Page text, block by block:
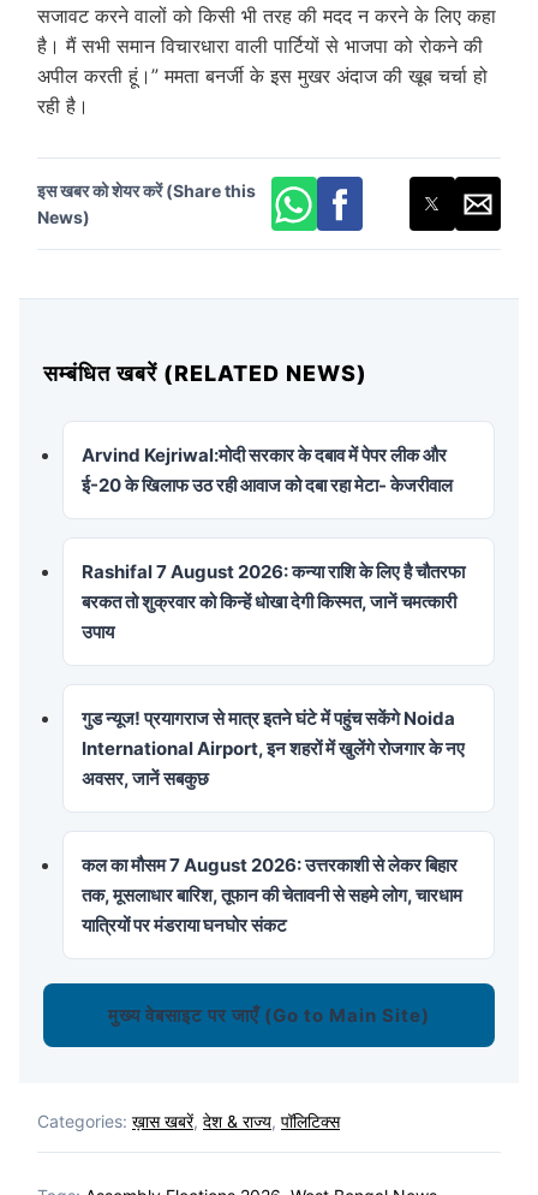
सजावट करने वालों को किसी भी तरह की मदद न करने के लिए कहा
है। मैं सभी समान विचारधारा वाली पार्टियों से भाजपा को रोकने की
अपील करती हूं।” ममता बनर्जी के इस मुखर अंदाज की खूब चर्चा हो
रही है।
इस खबर को शेयर करें (Share this
News)
सम्बंधित खबरें (RELATED NEWS)
Arvind Kejriwal:मोदी सरकार के दबाव में पेपर लीक और
ई-20 के खिलाफ उठ रही आवाज को दबा रहा मेटा- केजरीवाल
Rashifal 7 August 2026: कन्या राशि के लिए है चौतरफा
बरकत तो शुक्रवार को किन्हें धोखा देगी किस्मत, जानें चमत्कारी
उपाय
गुड न्यूज! प्रयागराज से मात्र इतने घंटे में पहुंच सकेंगे Noida
International Airport, इन शहरों में खुलेंगे रोजगार के नए
अवसर, जानें सबकुछ
कल का मौसम 7 August 2026: उत्तरकाशी से लेकर बिहार
तक, मूसलाधार बारिश, तूफान की चेतावनी से सहमे लोग, चारधाम
यात्रियों पर मंडराया घनघोर संकट
मुख्य वेबसाइट पर जाएँ (Go to Main Site)
Categories: ख़ास खबरें, देश & राज्य, पॉलिटिक्स